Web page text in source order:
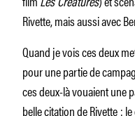
Rivette, mais aussi avec
Quand je vois ces deux
pour une partie de
ces deux-là vouaient une
belle citation de Rivette :